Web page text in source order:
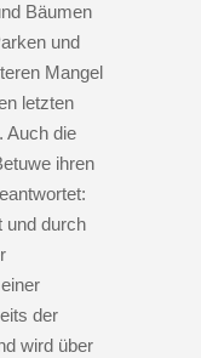
Bäumen
und
Mangel
letzten
Auch die
ihren
und durch
der
wird über